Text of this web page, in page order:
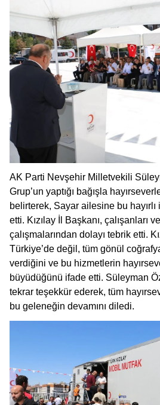
AK Parti Nevşehir Milletvekili
Grup’un yaptığı bağışla
belirterek, Sayar ailesine bu hayırlı
etti. Kızılay İl Başkanı, çalışanları
çalışmalarından dolayı tebrik etti.
Türkiye’de değil, tüm gönül
verdiğini ve bu hizmetlerin
büyüdüğünü ifade etti. Süleyman
tekrar teşekkür ederek, tüm
bu geleneğin devamını diledi.